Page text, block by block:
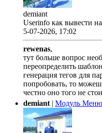
demiant
Userinfo как вывести
5-07-2026, 17:02
rewenas,
тут больше вопрос
переопределить
генерация тегов для
попробовать, то
честно оно того не
demiant | Модуль Меню